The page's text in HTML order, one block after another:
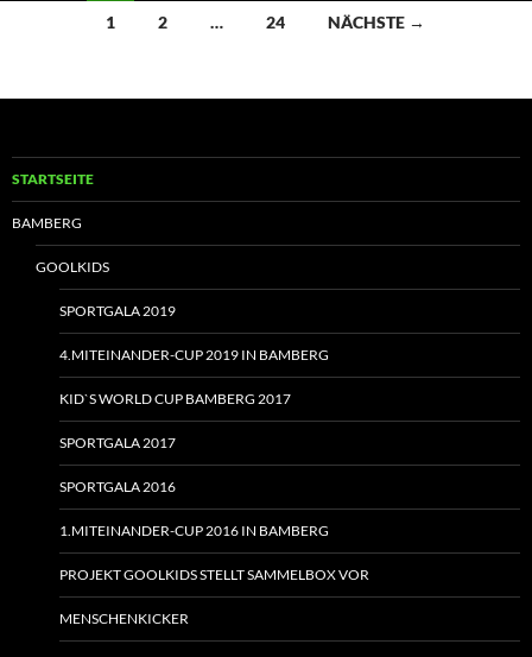
Beitragsnavigation
1 2 … 24 NÄCHSTE →
STARTSEITE
BAMBERG
GOOLKIDS
SPORTGALA 2019
4.MITEINANDER-CUP 2019 IN BAMBERG
KID`S WORLD CUP BAMBERG 2017
SPORTGALA 2017
SPORTGALA 2016
1.MITEINANDER-CUP 2016 IN BAMBERG
PROJEKT GOOLKIDS STELLT SAMMELBOX VOR
MENSCHENKICKER